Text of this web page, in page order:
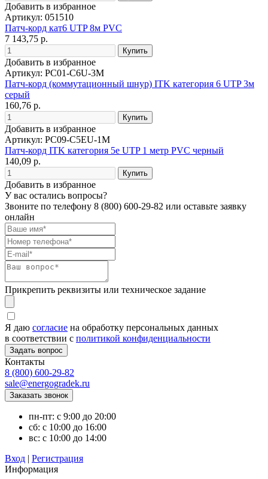
Добавить в избранное
Артикул: 051510
Патч-корд кат6 UTP 8м PVC
7 143,75 р.
Добавить в избранное
Артикул: PC01-C6U-3M
Патч-корд (коммутационный шнур) ITK категория 6 UTP 3м
серый
160,76 р.
Добавить в избранное
Артикул: PC09-C5EU-1M
Патч-корд ITK категория 5е UTP 1 метр PVC черный
140,09 р.
Добавить в избранное
У вас остались вопросы?
Звоните по телефону 8 (800) 600-29-82 или оставьте заявку
онлайн
Прикрепить реквизиты или техническое задание
Я даю согласие на обработку персональных данных
в соответствии с политикой конфиденциальности
Контакты
8 (800) 600-29-82
sale@energogradek.ru
пн-пт: с 9:00 до 20:00
сб: с 10:00 до 16:00
вс: с 10:00 до 14:00
Вход | Регистрация
Информация